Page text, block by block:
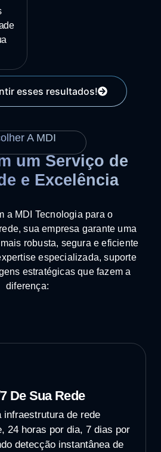
esses resultados!
A MDI
um Serviço de
e Excelência
a MDI Tecnologia para o
sua empresa garante uma
robusta, segura e eficiente
especializada, suporte
estratégicas que fazem a
diferença:
De Sua Rede
infraestrutura de rede
24 horas por dia, 7 dias por
detecção instantânea de